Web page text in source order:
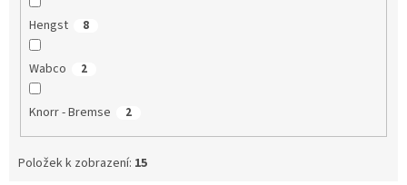
Hengst 8
Wabco 2
Knorr - Bremse 2
Položek k zobrazení: 15